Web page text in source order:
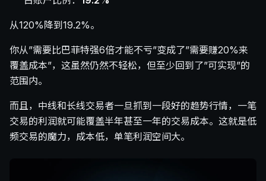
从120%降到19.2%。
你从”需要比巴菲特强6倍才能不亏”变成了”需要赚20%来
覆盖成本”，这虽然仍然不轻松，但至少回到了”可实现”的
范围内。
而且，中线和长线交易者一旦抓到一段好的趋势行情，一笔
交易的利润就可能覆盖半年甚至一年的交易成本。这就是低
频交易的魔力，成本低，单笔利润空间大。